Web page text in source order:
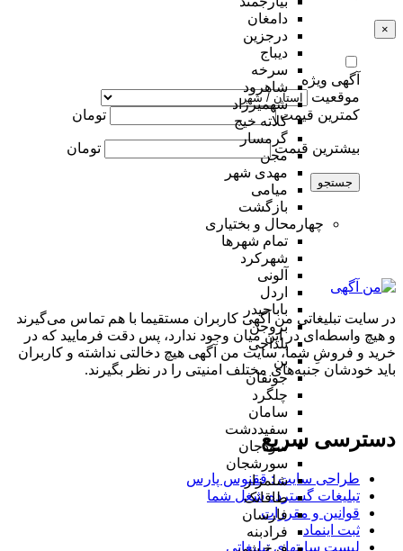
دامغان
درجزین
دیباج
سرخه
شاهرود
شهمیرزاد
کلاته خیج
گرمسار
مجن
مهدی شهر
میامی
بازگشت
چهارمحال و بختیاری
تمام شهر‌ها
شهرکرد
آلونی
اردل
باباحیدر
بروجن
بلداجی
بن
جونقان
چلگرد
سامان
سفیددشت
سودجان
سورشجان
شلمزار
طاقانک
فارسان
فرادبنه
×
آگهی ویژه
موقعیت
کمترین قیمت
تومان
بیشترین قیمت تومان
جستجو
در سایت تبلیغاتی من آگهی کاربران مستقیما با هم تماس می‌گیرند
و هیچ واسطه‌ای در این میان وجود ندارد، پس دقت فرمایید که در
خرید و فروشِ شما، سایت من آگهی هیچ دخالتی نداشته و کاربران
باید خودشان جنبه‌های مختلف امنیتی را در نظر بگیرند.
دسترسی سریع
طراحی سایت :‌ ققنوس پارس
تبلیغات گسترده شغل شما
قوانین و مقررات
ثبت اینماد
لیست سایتهای تبلیغاتی